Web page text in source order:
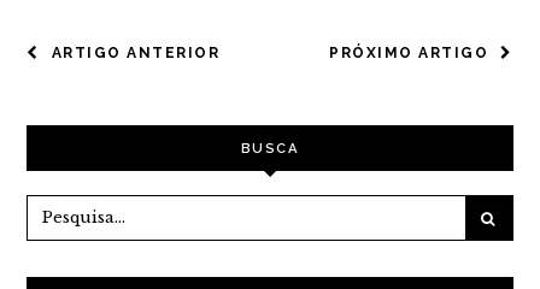
NAVEGAÇÃO
POST
PRÓXIMO ARTIGO
ARTIGO ANTERIOR
BUSCA